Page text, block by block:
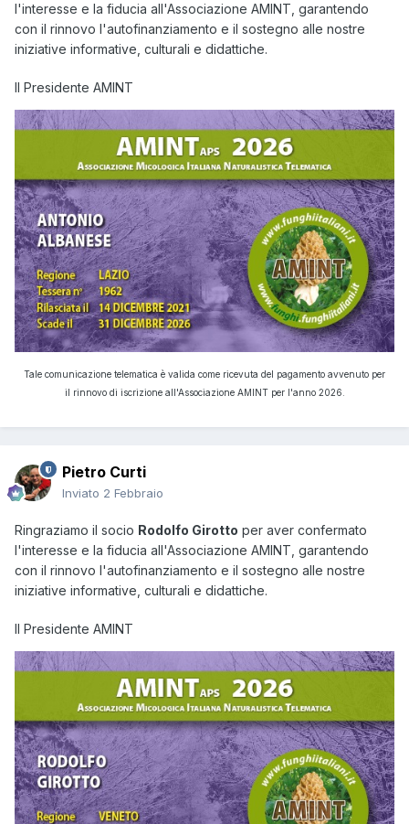
l'interesse e la fiducia all'Associazione AMINT, garantendo
con il rinnovo l'autofinanziamento e il sostegno alle nostre
iniziative informative, culturali e didattiche.
Il Presidente AMINT
Tale comunicazione telematica è valida come ricevuta del pagamento avvenuto per
il rinnovo di iscrizione all'Associazione AMINT per l'anno 2026.
Pietro Curti
Inviato 2 Febbraio
Ringraziamo il socio Rodolfo Girotto per aver confermato
l'interesse e la fiducia all'Associazione AMINT, garantendo
con il rinnovo l'autofinanziamento e il sostegno alle nostre
iniziative informative, culturali e didattiche.
Il Presidente AMINT